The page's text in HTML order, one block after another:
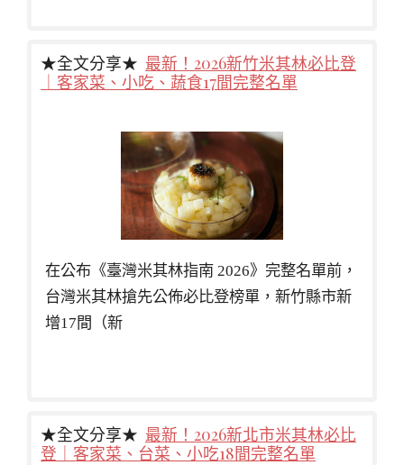
★全文分享★ 最新！2026新竹米其林必比登
｜客家菜、小吃、蔬食17間完整名單
在公布《臺灣米其林指南 2026》完整名單前，
台灣米其林搶先公佈必比登榜單，新竹縣市新
增17間（新
★全文分享★ 最新！2026新北市米其林必比
登｜客家菜、台菜、小吃18間完整名單